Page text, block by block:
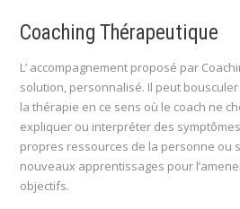
Coaching Thérapeutique
L’ accompagnement proposé par
solution, personnalisé. Il peut
la thérapie en ce sens où le coach ne
expliquer ou interpréter des
propres ressources de la personne ou
nouveaux apprentissages pour
objectifs.